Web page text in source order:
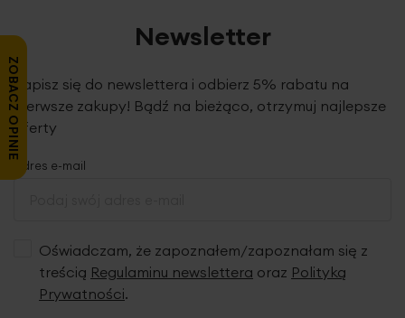
Newsletter
Zapisz się do newslettera i odbierz 5% rabatu na
pierwsze zakupy! Bądź na bieżąco, otrzymuj najlepsze
oferty
Adres e-mail
Oświadczam, że zapoznałem/zapoznałam się z
treścią Regulaminu newslettera oraz Polityką
Prywatności.
ZOBACZ OPINIE